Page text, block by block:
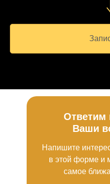
Ваши
Напишите
в этой форме и
самое